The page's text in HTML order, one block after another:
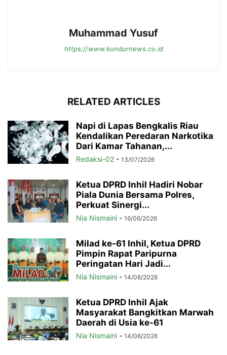
Muhammad Yusuf
https://www.kundurnews.co.id
RELATED ARTICLES
Napi di Lapas Bengkalis Riau
Kendalikan Peredaran Narkotika
Dari Kamar Tahanan,...
Redaksi-02 - 13/07/2026
Ketua DPRD Inhil Hadiri Nobar
Piala Dunia Bersama Polres,
Perkuat Sinergi...
Nia Nismaini - 16/06/2026
Milad ke-61 Inhil, Ketua DPRD
Pimpin Rapat Paripurna
Peringatan Hari Jadi...
Nia Nismaini - 14/06/2026
Ketua DPRD Inhil Ajak
Masyarakat Bangkitkan Marwah
Daerah di Usia ke-61
Nia Nismaini - 14/06/2026